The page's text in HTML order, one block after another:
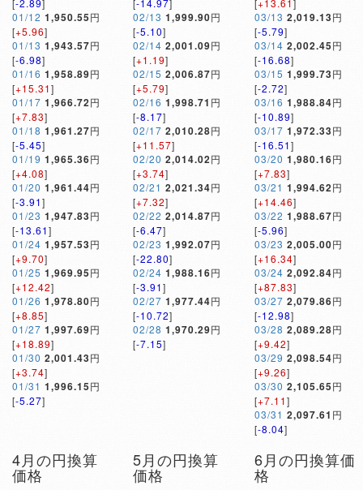
[-2.89]
01/12 1,950.55円
[+5.96]
01/13 1,943.57円
[-6.98]
01/16 1,958.89円
[+15.31]
01/17 1,966.72円
[+7.83]
01/18 1,961.27円
[-5.45]
01/19 1,965.36円
[+4.08]
01/20 1,961.44円
[-3.91]
01/23 1,947.83円
[-13.61]
01/24 1,957.53円
[+9.70]
01/25 1,969.95円
[+12.42]
01/26 1,978.80円
[+8.85]
01/27 1,997.69円
[+18.89]
01/30 2,001.43円
[+3.74]
01/31 1,996.15円
[-5.27]
[-14.97]
02/13 1,999.90円
[-5.10]
02/14 2,001.09円
[+1.19]
02/15 2,006.87円
[+5.79]
02/16 1,998.71 円
[-8.17]
02/17 2,010.28円
[+11.57]
02/20 2,014.02円
[+3.74]
02/21 2,021.34円
[+7.32]
02/22 2,014.87円
[-6.47]
02/23 1,992.07円
[-22.80]
02/24 1,988.16円
[-3.91]
02/27 1,977.44円
[-10.72]
02/28 1,970.29円
[-7.15]
[+13.61]
03/13 2,019.13円
[-5.79]
03/14 2,002.45円
[-16.68]
03/15 1,999.73円
[-2.72]
03/16 1,988.84円
[-10.89]
03/17 1,972.33円
[-16.51]
03/20 1,980.16円
[+7.83]
03/21 1,994.62円
[+14.46]
03/22 1,988.67円
[-5.96]
03/23 2,005.00円
[+16.34]
03/24 2,092.84円
[+87.83]
03/27 2,079.86円
[-12.98]
03/28 2,089.28円
[+9.42]
03/29 2,098.54円
[+9.26]
03/30 2,105.65円
[+7.11]
03/31 2,097.61 円
[-8.04]
4月の円換算
価格
5月の円換算
価格
6月の円換算価
格